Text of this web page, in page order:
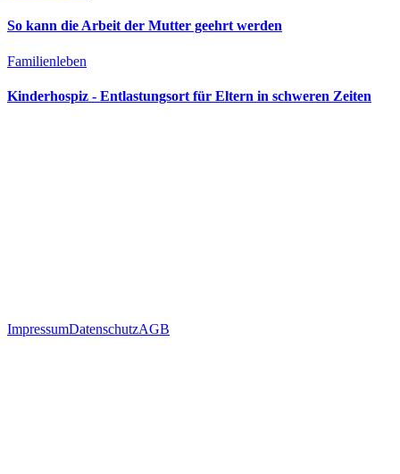
So kann die Arbeit der Mutter geehrt werden
Familienleben
Kinderhospiz - Entlastungsort für Eltern in schweren Zeiten
ImpressumDatenschutzAGB